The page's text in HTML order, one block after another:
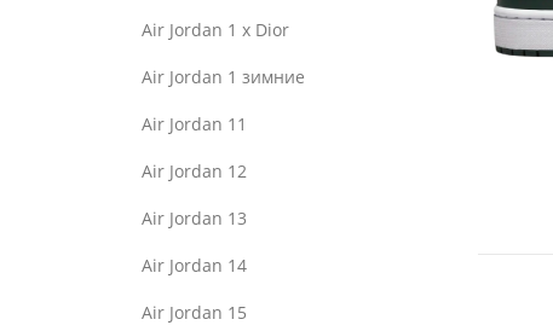
Air Jordan 1 x Dior
Air Jordan 1 зимние
Air Jordan 11
Air Jordan 12
Air Jordan 13
Air Jordan 14
Air Jordan 15